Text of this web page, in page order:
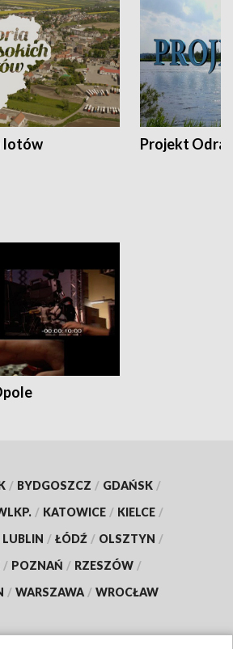
lotów Projekt Odra
/ BYDGOSZCZ / GDAŃSK /
/ KATOWICE / KIELCE /
LUBLIN / ŁÓDŹ / OLSZTYN /
/ POZNAŃ / RZESZÓW /
/ WARSZAWA / WROCŁAW